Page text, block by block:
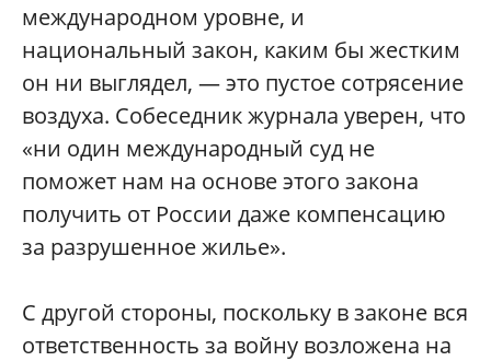
международном уровне, и
национальный закон, каким бы жестким
он ни выглядел, — это пустое сотрясение
воздуха. Собеседник журнала уверен, что
«ни один международный суд не
поможет нам на основе этого закона
получить от России даже компенсацию
за разрушенное жилье».
С другой стороны, поскольку в законе вся
ответственность за войну возложена на